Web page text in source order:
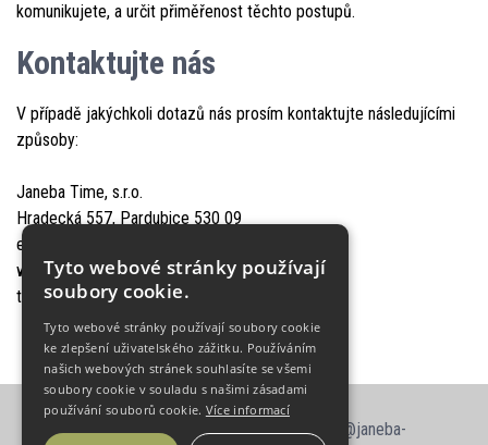
komunikujete, a určit přiměřenost těchto postupů.
Kontaktujte nás
V případě jakýchkoli dotazů nás prosím kontaktujte následujícími
způsoby:
Janeba Time, s.r.o.
Hradecká 557, Pardubice 530 09
e-mail: info@janeba-time.cz
web: www.jaguar-hodinky.cz
telefon: +420 466 615 080
© 2022 | Janeba Time, s.r.o. | obchod@janeba-
Tyto webové stránky používají
soubory cookie.
Tyto webové stránky používají soubory cookie
ke zlepšení uživatelského zážitku. Používáním
našich webových stránek souhlasíte se všemi
soubory cookie v souladu s našimi zásadami
používání souborů cookie. Více informací